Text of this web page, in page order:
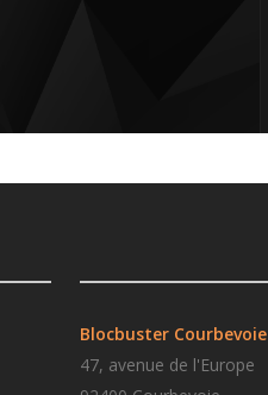
Blocbuster Courbevoie
47, avenue de l'Europe